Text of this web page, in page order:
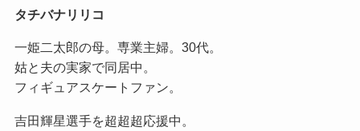
タチバナリリコ
一姫二太郎の母。専業主婦。30代。
姑と夫の実家で同居中。
フィギュアスケートファン。
吉田輝星選手を超超超応援中。